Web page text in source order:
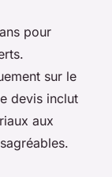
pour
sur le
devis inclut
aux